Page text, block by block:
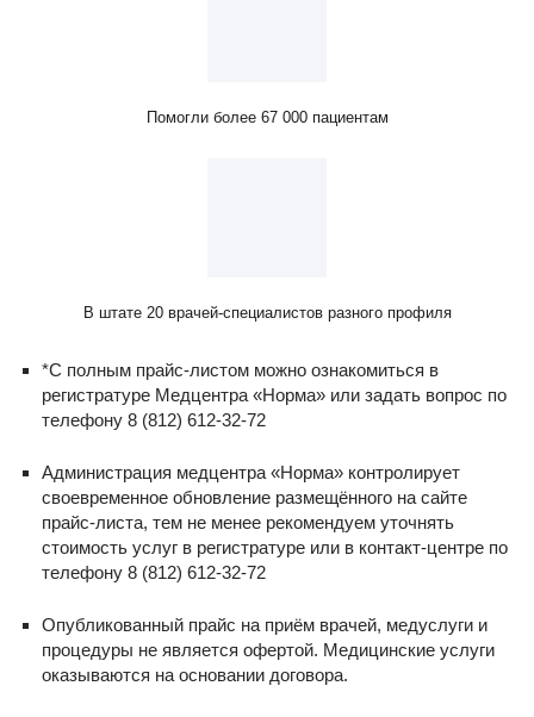
Помогли более 67 000 пациентам
В штате 20 врачей-специалистов разного профиля
*С полным прайс-листом можно ознакомиться в
регистратуре Медцентра «Норма» или задать вопрос по
телефону 8 (812) 612-32-72
Администрация медцентра «Норма» контролирует
своевременное обновление размещённого на сайте
прайс-листа, тем не менее рекомендуем уточнять
стоимость услуг в регистратуре или в контакт-центре по
телефону 8 (812) 612-32-72
Опубликованный прайс на приём врачей, медуслуги и
процедуры не является офертой. Медицинские услуги
оказываются на основании договора.